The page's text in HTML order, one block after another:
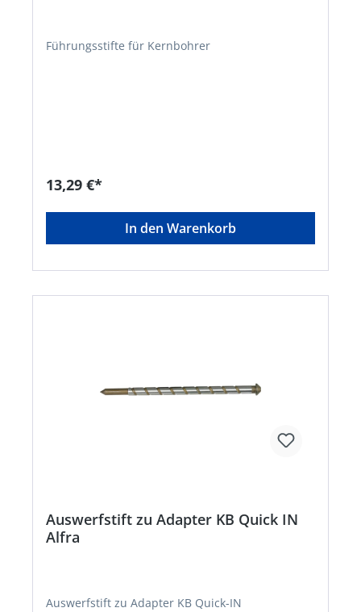
Führungsstifte für Kernbohrer
13,29 €*
In den Warenkorb
Auswerfstift zu Adapter KB Quick IN
Alfra
Auswerfstift zu Adapter KB Quick-IN